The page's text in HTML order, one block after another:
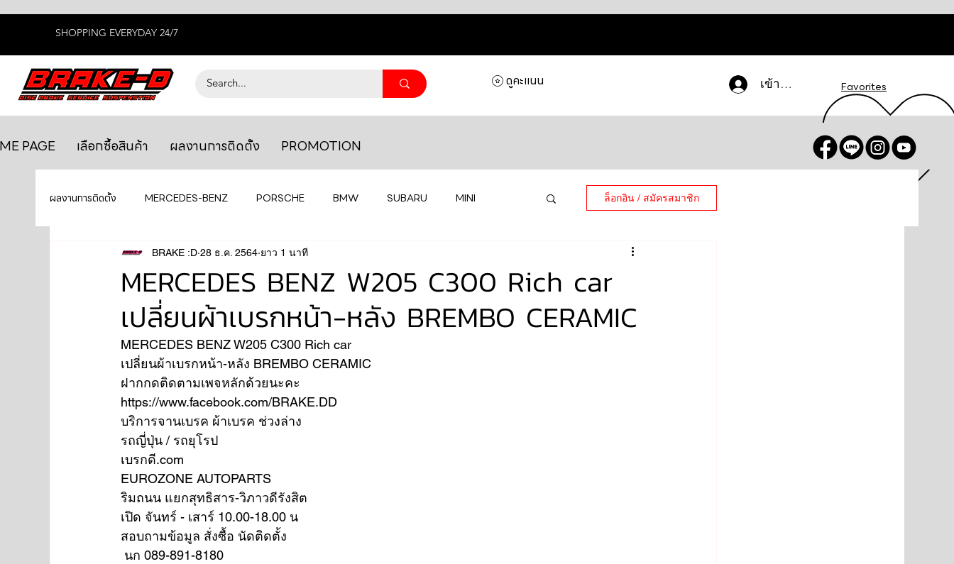
SHOPPING EVERYDAY 24/7
เข้าสู่ระบบ Favorites
ดูคะแนน
PAGE เลือกซื้อสินค้า ผลงานการติดตั้ง PROMOTION
ผลงานการติดตั้ง MERCEDES-BENZ PORSCHE BMW SUBARU MINI
BENTLEY LEXUS ยางรถยนต์ AUDI
MAHLE MAZDA TOYOTA HONDA VOLKSWAGEN JEEP
FORD JAGUAR RANGE ROVER FERRARI
Aston Martin
ล็อกอิน / สมัครสมาชิก
MERCEDES BENZ W205 C300 Rich car
เปลี่ยนผ้าเบรกหน้า-หลัง BREMBO CERAMIC
BRAKE :D 28 ธ.ค. 2564 ยาว 1 นาที
MERCEDES BENZ W205 C300 Rich car
เปลี่ยนผ้าเบรกหน้า-หลัง BREMBO CERAMIC
ฝากกดติดตามเพจหลักด้วยนะคะ
https://www.facebook.com/BRAKE.DD
บริการจานเบรค ผ้าเบรค ช่วงล่าง
รถญี่ปุ่น / รถยุโรป
เบรกดี.com
EUROZONE AUTOPARTS
ริมถนน แยกสุทธิสาร-วิภาวดีรังสิต
เปิด จันทร์ - เสาร์ 10.00-18.00 น
สอบถามข้อมูล สั่งซื้อ นัดติดตั้ง
นก 089-891-8180